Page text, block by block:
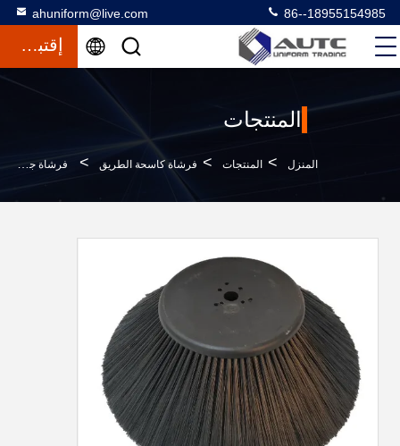
ahuniform@live.com 86--18955154985
إقتباس
المنتجات
المنزل > المنتجات > فرشاة كاسحة الطريق > فرشاة جانبية 500 مم لفرشاة كنس الشوارع الكهربائية فرشاة تنظيف الشوارع